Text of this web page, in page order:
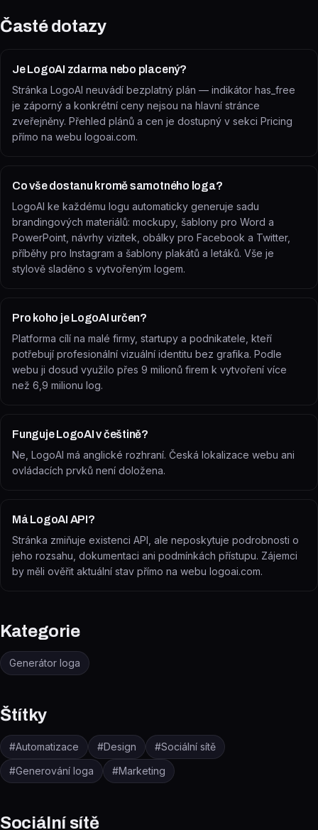
Časté dotazy
Je LogoAI zdarma nebo placený?
Stránka LogoAI neuvádí bezplatný plán — indikátor has_free
je záporný a konkrétní ceny nejsou na hlavní stránce
zveřejněny. Přehled plánů a cen je dostupný v sekci Pricing
přímo na webu logoai.com.
Co vše dostanu kromě samotného loga?
LogoAI ke každému logu automaticky generuje sadu
brandingových materiálů: mockupy, šablony pro Word a
PowerPoint, návrhy vizitek, obálky pro Facebook a Twitter,
příběhy pro Instagram a šablony plakátů a letáků. Vše je
stylově sladěno s vytvořeným logem.
Pro koho je LogoAI určen?
Platforma cílí na malé firmy, startupy a podnikatele, kteří
potřebují profesionální vizuální identitu bez grafika. Podle
webu ji dosud využilo přes 9 milionů firem k vytvoření více
než 6,9 milionu log.
Funguje LogoAI v češtině?
Ne, LogoAI má anglické rozhraní. Česká lokalizace webu ani
ovládacích prvků není doložena.
Má LogoAI API?
Stránka zmiňuje existenci API, ale neposkytuje podrobnosti o
jeho rozsahu, dokumentaci ani podmínkách přístupu. Zájemci
by měli ověřit aktuální stav přímo na webu logoai.com.
Kategorie
Generátor loga
Štítky
#Automatizace #Design #Sociální sítě
#Generování loga #Marketing
Sociální sítě